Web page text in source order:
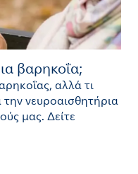
βαρηκοΐα;
αλλά τι
νευροαισθητήρια
μας. Δείτε